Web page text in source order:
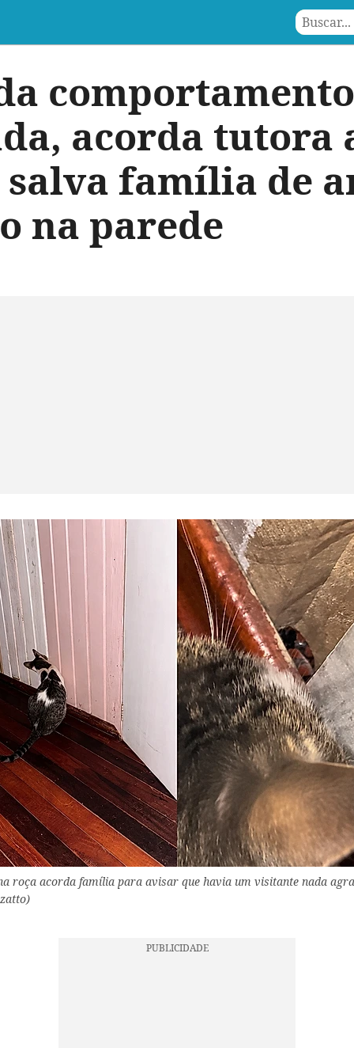
acorda tutora
salva família de
na parede
roça acorda família para avisar que havia um visitante nada